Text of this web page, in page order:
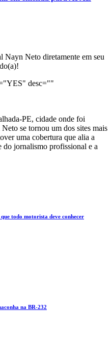
Nayn Neto diretamente em seu
desc=""
PE, cidade onde foi
se tornou um dos sites mais
uma cobertura que alia a
do jornalismo profissional e a
todo motorista deve conhecer
na BR-232